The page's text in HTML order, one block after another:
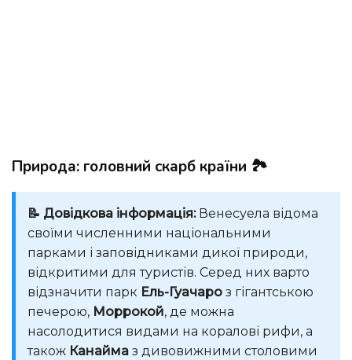
Природа: головний скарб країни 🏞️
📝 Довідкова інформація:Венесуела відома
своїми численними національними
парками і заповідниками дикої природи,
відкритими для туристів. Серед них варто
відзначити парк Ель-Гуачаро з гігантською
печерою, Моррокой, де можна
насолодитися видами на коралові рифи, а
також Канайма з дивовижними столовими